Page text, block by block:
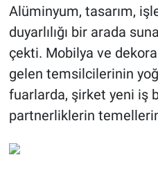
Alüminyum, tasarım,
duyarlılığı bir arada
çekti. Mobilya ve
gelen temsilcilerinin
fuarlarda, şirket yeni iş
partnerliklerin